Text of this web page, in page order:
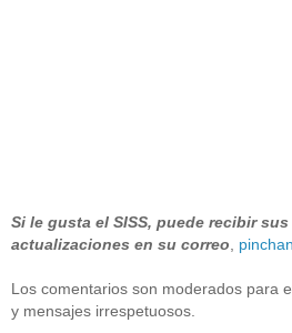
Si le gusta el SISS, puede recibir sus
actualizaciones en su correo
Los comentarios son moderados para
y mensajes irrespetuosos.